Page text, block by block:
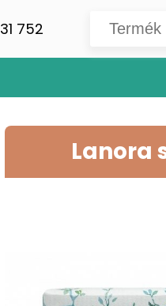
752
Lanora